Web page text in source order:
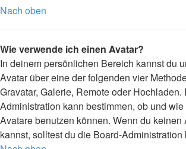
Nach oben
Wie verwende ich einen Avatar?
In deinem persönlichen Bereich kannst du
Avatar über eine der folgenden vier
Gravatar, Galerie, Remote oder Hochladen.
Administration kann bestimmen, ob und
Avatare benutzen können. Wenn du keinen
kannst, solltest du die Board-Administration